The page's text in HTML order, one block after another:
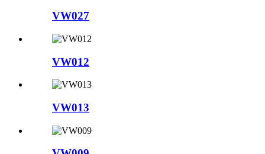
VW027
VW012
VW013